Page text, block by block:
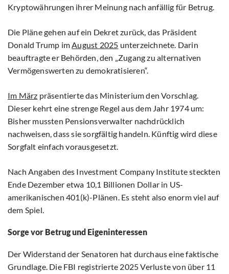
Kryptowährungen ihrer Meinung nach anfällig für Betrug.
Die Pläne gehen auf ein Dekret zurück, das Präsident
Donald Trump imAugust 2025 unterzeichnete. Darin
beauftragte er Behörden, den „Zugang zu alternativen
Vermögenswerten zu demokratisieren“.
Im März präsentierte das Ministerium den Vorschlag.
Dieser kehrt eine strenge Regel aus dem Jahr 1974 um:
Bisher mussten Pensionsverwalter nachdrücklich
nachweisen, dass sie sorgfältig handeln. Künftig wird diese
Sorgfalt einfach vorausgesetzt.
Nach Angaben des Investment Company Institute steckten
Ende Dezember etwa 10,1 Billionen Dollar in US-
amerikanischen 401(k)-Plänen. Es steht also enorm viel auf
dem Spiel.
Sorge vor Betrug und Eigeninteressen
Der Widerstand der Senatoren hat durchaus eine faktische
Grundlage. Die FBI registrierte 2025 Verluste von über 11